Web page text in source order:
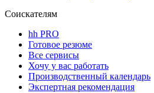
Соискателям
hh PRO
Готовое резюме
Все сервисы
Хочу у вас работать
Производственный календарь
Экспертная рекомендация